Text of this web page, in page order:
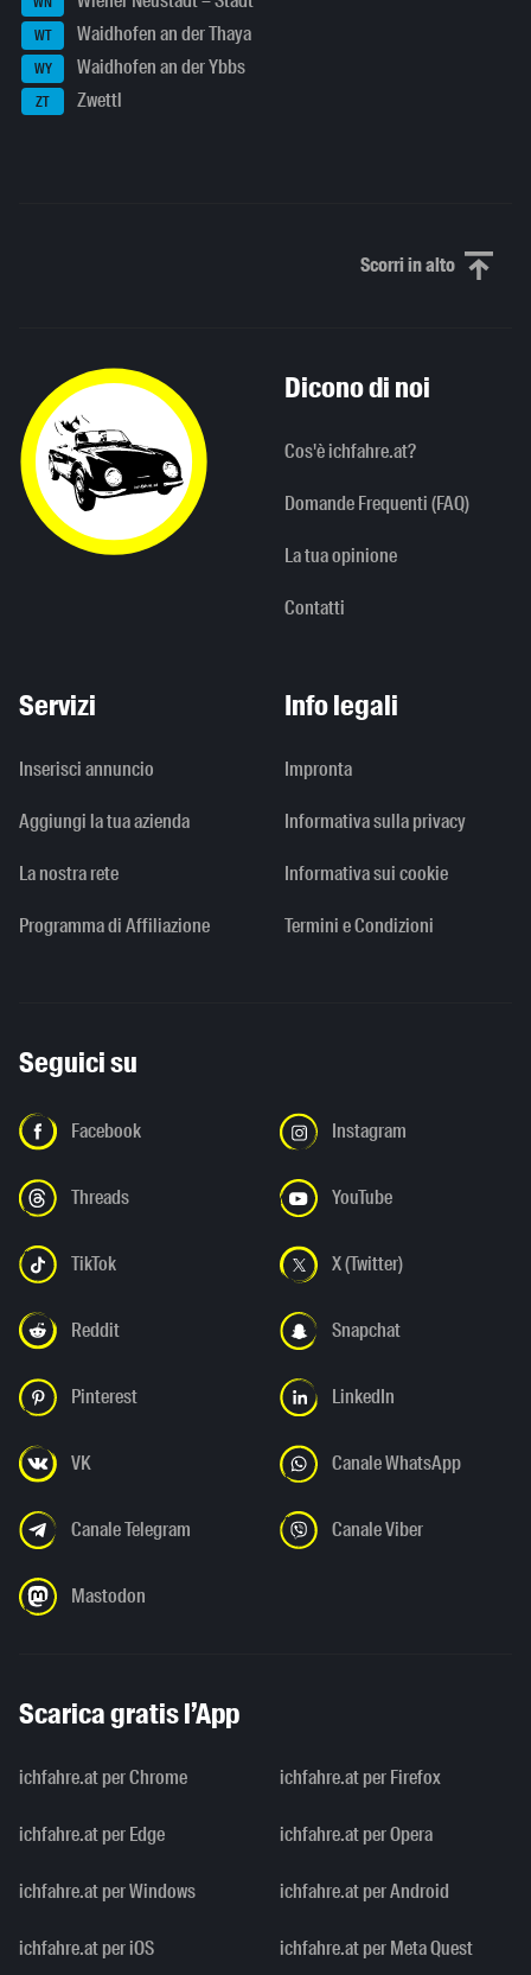
WT Waidhofen an der Thaya
WY Waidhofen an der Ybbs
ZT Zwettl
Scorri in altoScorri in alto
Dicono di noi
Cos'è ichfahre.at?
Domande Frequenti (FAQ)
La tua opinione
Contatti
Servizi
Inserisci annuncio
Aggiungi la tua azienda
La nostra rete
Programma di Affiliazione
Info legali
Impronta
Informativa sulla privacy
Informativa sui cookie
Termini e Condizioni
Seguici su
Facebook Instagram
Threads YouTube
TikTok X (Twitter)
Reddit Snapchat
Pinterest LinkedIn
VK Canale WhatsApp
Canale Telegram Canale Viber
Mastodon
Scarica gratis l’App
ichfahre.at per Chrome ichfahre.at per Firefox
ichfahre.at per Edge ichfahre.at per Opera
ichfahre.at per Windows ichfahre.at per Android
ichfahre.at per iOS ichfahre.at per Meta Quest